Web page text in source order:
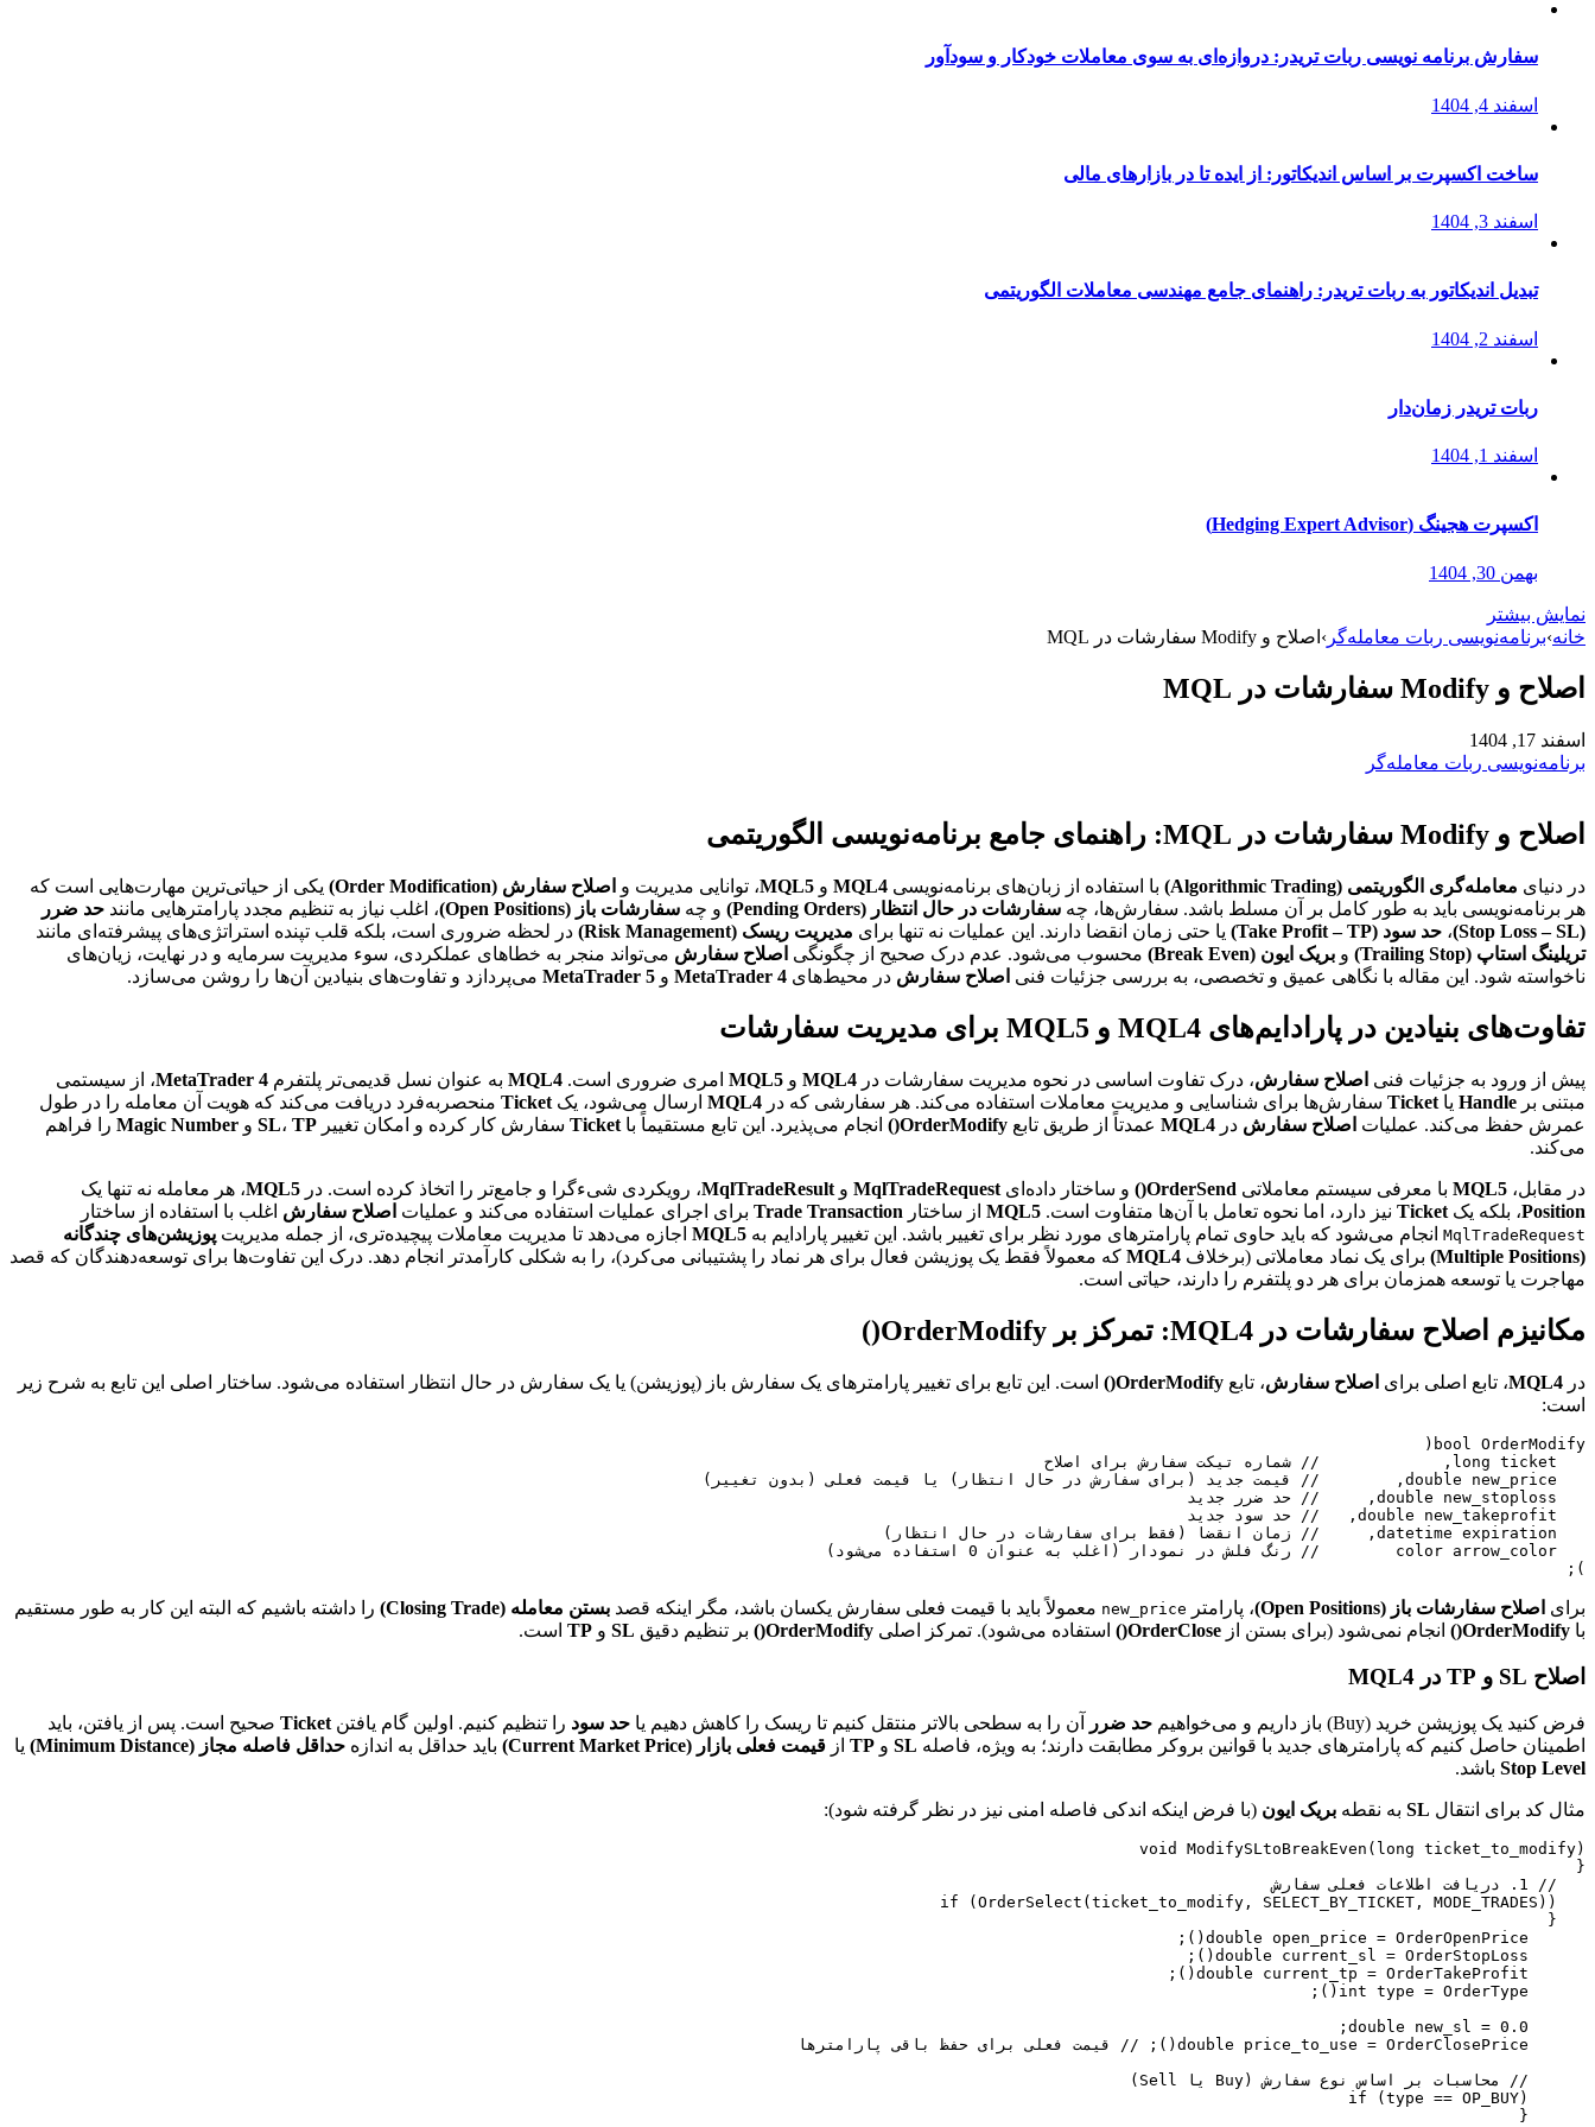
سفارش برنامه نویسی ربات تریدر: دروازه‌ای به سوی معاملات خودکار و سودآور
اسفند 4, 1404
ساخت اکسپرت بر اساس اندیکاتور: از ایده تا در بازارهای مالی
اسفند 3, 1404
تبدیل اندیکاتور به ربات تریدر: راهنمای جامع مهندسی معاملات الگوریتمی
اسفند 2, 1404
ربات تریدر زمان‌دار
اسفند 1, 1404
اکسپرت هجینگ (Hedging Expert Advisor)
بهمن 30, 1404
نمایش بیشتر
خانه›برنامه‌نویسی ربات معامله‌گر › اصلاح و Modify سفارشات در MQL
اصلاح و Modify سفارشات در MQL
اسفند 17, 1404
برنامه‌نویسی ربات معامله‌گر
اصلاح و Modify سفارشات در MQL: راهنمای جامع برنامه‌نویسی الگوریتمی
در دنیای معامله‌گری الگوریتمی (Algorithmic Trading) با استفاده از زبان‌های برنامه‌نویسی MQL4 و MQL5، توانایی مدیریت و اصلاح سفارش (Order Modification)
یکی از حیاتی‌ترین مهارت‌هایی است که
هر برنامه‌نویسی باید به طور کامل بر آن مسلط باشد. سفارش‌ها، چه سفارشات در حال انتظار (Pending Orders) و چه سفارشات باز (Open Positions) ، اغلب نیاز به تنظیم مجدد پارامترهایی مانند حد ضرر
(Stop Loss – SL)
، حد سود (Take Profit – TP) یا حتی زمان انقضا دارند. این عملیات نه تنها برای مدیریت ریسک (Risk Management)
در لحظه ضروری است، بلکه قلب تپنده استراتژی‌های پیشرفته‌ای مانند
تریلینگ استاپ (Trailing Stop)
و بریک ایون (Break Even) محسوب می‌شود. عدم درک صحیح از چگونگی اصلاح سفارش می‌تواند منجر به خطاهای عملکردی، سوء مدیریت سرمایه و در نهایت، زیان‌های
ناخواسته شود. این مقاله با نگاهی عمیق و تخصصی، به بررسی جزئیات فنی اصلاح سفارش در محیط‌های MetaTrader 4 و MetaTrader 5 می‌پردازد و تفاوت‌های بنیادین آن‌ها را روشن می‌سازد.
تفاوت‌های بنیادین در پارادایم‌های MQL4 و MQL5 برای مدیریت سفارشات
پیش از ورود به جزئیات فنی اصلاح سفارش، درک تفاوت اساسی در نحوه مدیریت سفارشات در MQL4 و MQL5 امری ضروری است. MQL4 به عنوان نسل قدیمی‌تر پلتفرم MetaTrader 4، از سیستمی
مبتنی بر Handle یا Ticket سفارش‌ها برای شناسایی و مدیریت معاملات استفاده می‌کند. هر سفارشی که در MQL4 ارسال می‌شود، یک Ticket منحصربه‌فرد دریافت می‌کند که هویت آن معامله را در طول
عمرش حفظ می‌کند. عملیات اصلاح سفارش در MQL4 عمدتاً از طریق تابع OrderModify() انجام می‌پذیرد. این تابع مستقیماً با Ticket سفارش کار کرده و امکان تغییر SL، TP و Magic Number را فراهم
می‌کند.
در مقابل، MQL5 با معرفی سیستم معاملاتی OrderSend() و ساختار داده‌ای MqlTradeRequest و MqlTradeResult، رویکردی شیءگرا و جامع‌تر را اتخاذ کرده است. در MQL5، هر معامله نه تنها یک
Position، بلکه یک Ticket نیز دارد، اما نحوه تعامل با آن‌ها متفاوت است. MQL5 از ساختار Trade Transaction برای اجرای عملیات استفاده می‌کند و عملیات اصلاح سفارش اغلب با استفاده از ساختار
MqlTradeRequest انجام می‌شود که باید حاوی تمام پارامترهای مورد نظر برای تغییر باشد. این تغییر پارادایم به MQL5 اجازه می‌دهد تا مدیریت معاملات پیچیده‌تری، از جمله مدیریت پوزیشن‌های چندگانه
(Multiple Positions)
برای یک نماد معاملاتی (برخلاف MQL4 که معمولاً فقط یک پوزیشن فعال برای هر نماد را پشتیبانی می‌کرد)، را به شکلی کارآمدتر انجام دهد. درک این تفاوت‌ها برای توسعه‌دهندگان که قصد
مهاجرت یا توسعه همزمان برای هر دو پلتفرم را دارند، حیاتی است.
مکانیزم اصلاح سفارشات در MQL4: تمرکز بر OrderModify()
در MQL4، تابع اصلی برای اصلاح سفارش، تابع OrderModify()
است. این تابع برای تغییر پارامترهای یک سفارش باز (پوزیشن) یا یک سفارش در حال انتظار استفاده می‌شود. ساختار اصلی این تابع به شرح زیر
است:
);
برای اصلاح سفارشات باز (Open Positions) ، پارامتر new_price معمولاً باید با قیمت فعلی سفارش یکسان باشد، مگر اینکه قصد بستن معامله (Closing Trade)
را داشته باشیم که البته این کار به طور مستقیم
با OrderModify() انجام نمی‌شود (برای بستن از OrderClose() استفاده می‌شود). تمرکز اصلی OrderModify() بر تنظیم دقیق SL و TP است.
اصلاح SL و TP در MQL4
فرض کنید یک پوزیشن خرید (Buy) باز داریم و می‌خواهیم حد ضرر آن را به سطحی بالاتر منتقل کنیم تا ریسک را کاهش دهیم یا حد سود را تنظیم کنیم. اولین گام یافتنTicket صحیح است. پس از یافتن، باید
اطمینان حاصل کنیم که پارامترهای جدید با قوانین بروکر مطابقت دارند؛ به ویژه، فاصله SL و TP از قیمت فعلی بازار (Current Market Price) باید حداقل به اندازه حداقل فاصله مجاز (Minimum Distance)
یا
Stop Level باشد.
مثال کد برای انتقال SL به نقطه بریک ایون (با فرض اینکه اندکی فاصله امنی نیز در نظر گرفته شود):